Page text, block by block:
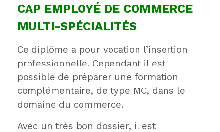
CAP EMPLOYÉ DE COMMERCE
MULTI-SPÉCIALITÉS
Ce diplôme a pour vocation l’insertion
professionnelle. Cependant il est
possible de préparer une formation
complémentaire, de type MC, dans le
domaine du commerce.
Avec un très bon dossier, il est